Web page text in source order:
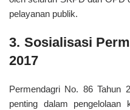
pelayanan publik.
3. Sosialisasi
2017
Permendagri No. 86 Tahun
penting dalam pengelolaan